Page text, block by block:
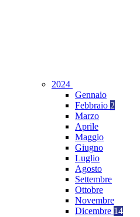
2024
Gennaio
Febbraio 2
Marzo
Aprile
Maggio
Giugno
Luglio
Agosto
Settembre
Ottobre
Novembre
Dicembre 14